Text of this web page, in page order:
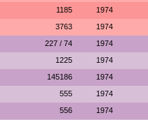
1185 1974
3763 1974
227 / 74 1974
1225 1974
145186 1974
555 1974
556 1974